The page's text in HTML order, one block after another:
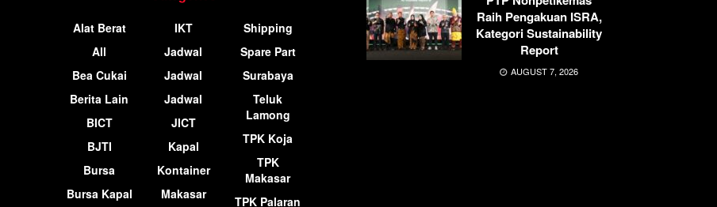
Alat Berat
All
Bea Cukai
Berita Lain
BICT
BJTI
Bursa
Bursa Kapal
IKT
Jadwal
Jadwal
Jadwal
JICT
Kapal
Kontainer
Makasar
Shipping
Spare Part
Surabaya
Teluk
Lamong
TPK Koja
TPK
Makasar
TPK Palaran
Raih Pengakuan ISRA,
Kategori Sustainability
Report
AUGUST 7, 2026